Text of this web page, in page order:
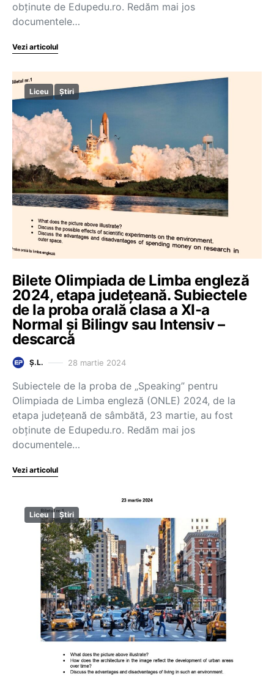
obținute de Edupedu.ro. Redăm mai jos
documentele…
Vezi articolul
Liceu Știri
Bilete Olimpiada de Limba engleză
2024, etapa județeană. Subiectele
de la proba orală clasa a XI-a
Normal și Bilingv sau Intensiv –
descarcă
Ș.L. 28 martie 2024
Subiectele de la proba de „Speaking” pentru
Olimpiada de Limba engleză (ONLE) 2024, de la
etapa județeană de sâmbătă, 23 martie, au fost
obținute de Edupedu.ro. Redăm mai jos
documentele…
Vezi articolul
Liceu Știri